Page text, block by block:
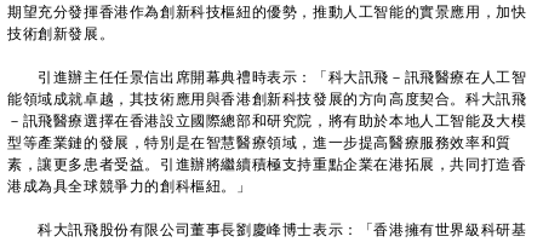
期望充分發揮香港作為創新科技樞紐的優勢，推動人工智能的實景應用，加快
技術創新發展。
引進辦主任任景信出席開幕典禮時表示：「科大訊飛－訊飛醫療在人工智
能領域成就卓越，其技術應用與香港創新科技發展的方向高度契合。科大訊飛
－訊飛醫療選擇在香港設立國際總部和研究院，將有助於本地人工智能及大模
型等產業鏈的發展，特別是在智慧醫療領域，進一步提高醫療服務效率和質
素，讓更多患者受益。引進辦將繼續積極支持重點企業在港拓展，共同打造香
港成為具全球競爭力的創科樞紐。」
科大訊飛股份有限公司董事長劉慶峰博士表示：「香港擁有世界級科研基